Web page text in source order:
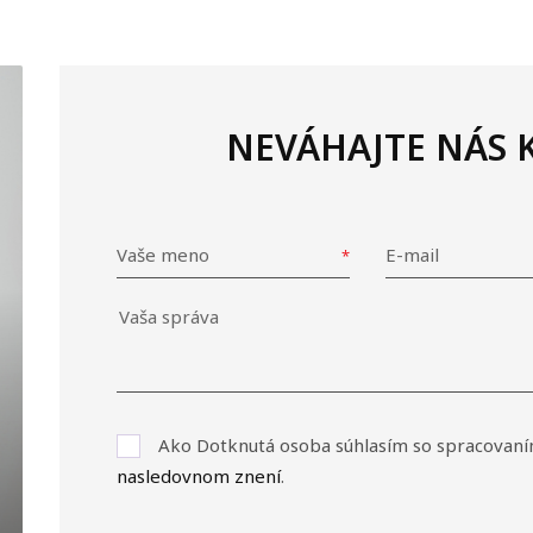
NEVÁHAJTE NÁS
Vaše meno E-mail
Ako Dotknutá osoba súhlasím so
nasledovnom znení.